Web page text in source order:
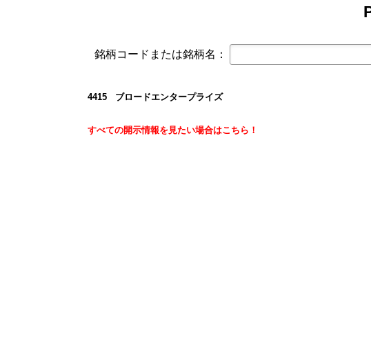
2027年３月期 第１四半期決算短信［日本基準］(連
日本精密(7771)
今すぐ登録
令和９年３月期 第１四半期決算短信〔日本基準
クレスコ(4674)
白銅(7637)
今すぐ登録
ゴルフ
掲載開始
梅の花グ
銘柄コードまたは銘柄名：
4415 ブロードエンタープライズ
すべての開示情報を見たい場合はこちら！